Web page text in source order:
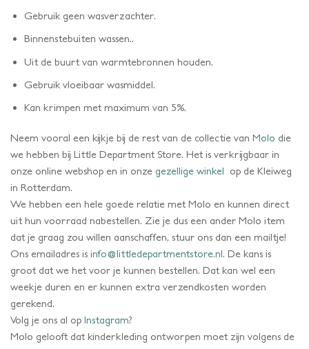
Gebruik geen wasverzachter.
Binnenstebuiten wassen..
Uit de buurt van warmtebronnen houden.
Gebruik vloeibaar wasmiddel.
Kan krimpen met maximum van 5%.
Neem vooral een kijkje bij de rest van de collectie van Molo die
we hebben bij Little Department Store. Het is verkrijgbaar in
onze online webshop en in onze gezellige winkel op de Kleiweg
in Rotterdam.
We hebben een hele goede relatie met Molo en kunnen direct
uit hun voorraad nabestellen. Zie je dus een ander Molo item
dat je graag zou willen aanschaffen, stuur ons dan een mailtje!
Ons emailadres is info@littledepartmentstore.nl. De kans is
groot dat we het voor je kunnen bestellen. Dat kan wel een
weekje duren en er kunnen extra verzendkosten worden
gerekend.
Volg je ons al op Instagram?
Molo gelooft dat kinderkleding ontworpen moet zijn volgens de